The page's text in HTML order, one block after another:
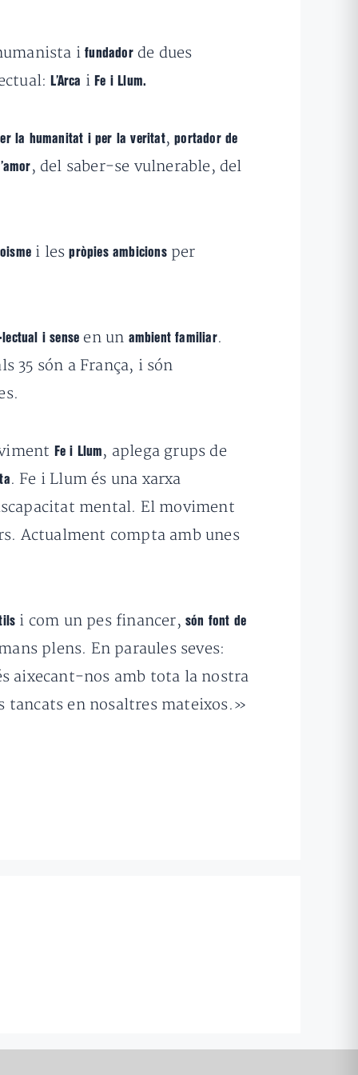
ifundador de dues
L’Arca iFe i Llum.
la humanitat i per la veritat,portador de
, del saber-se vulnerable, del
i lespròpies ambicions per
i sense en un ambient familiar.
35 són a França, i són
Fe i Llum , aplega grups de
. Fe i Llum és una xarxa
mental. El moviment
Actualment compta amb unes
i com un pes financer,són font de
plens. En paraules seves:
aixecant-nos amb tota la nostra
en nosaltres mateixos.»